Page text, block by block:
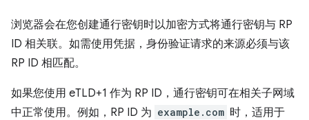
浏览器会在您创建通行密钥时以加密方式将通行密钥与 RP
ID 相关联。如需使用凭据，身份验证请求的来源必须与该
RP ID 相匹配。
如果您使用 eTLD+1 作为 RP ID，通行密钥可在相关子网域
中正常使用。例如，RP ID 为 example.com 时，适用于